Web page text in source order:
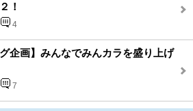
！
4
グ企画】みんなでみんカラを盛り上げ
7